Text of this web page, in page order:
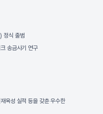
정식 출범
송금사기 연구
육성 실적 등을 갖춘 우수한